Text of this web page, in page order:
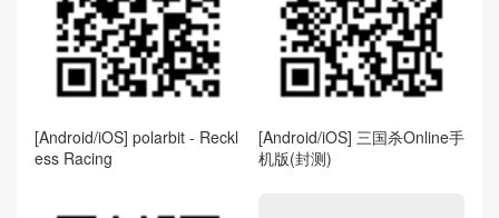
[Android/iOS] polarbit - Reckl
ess Racing
[Android/iOS] 三国杀Online手
机版(封测)